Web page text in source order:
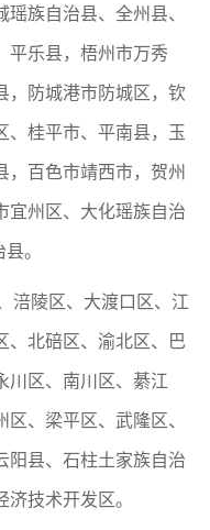
族自治县、全州县、
平乐县，梧州市万秀
，防城港市防城区，钦
、桂平市、平南县，玉
，百色市靖西市，贺州
宜州区、大化瑶族自治
。
涪陵区、大渡口区、江
、北碚区、渝北区、巴
川区、南川区、綦江
、梁平区、武隆区、
阳县、石柱土家族自治
技术开发区。